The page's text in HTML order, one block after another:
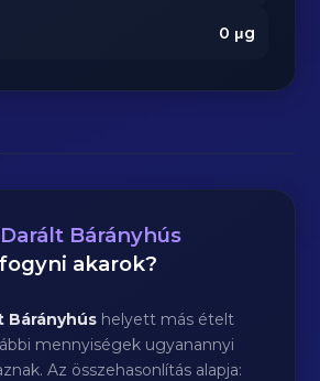
0 μg
Darált Bárányhús
akarok?
Bárányhús helyett más ételt
mennyiségek ugyanannyi
Az összehasonlítás alapja: